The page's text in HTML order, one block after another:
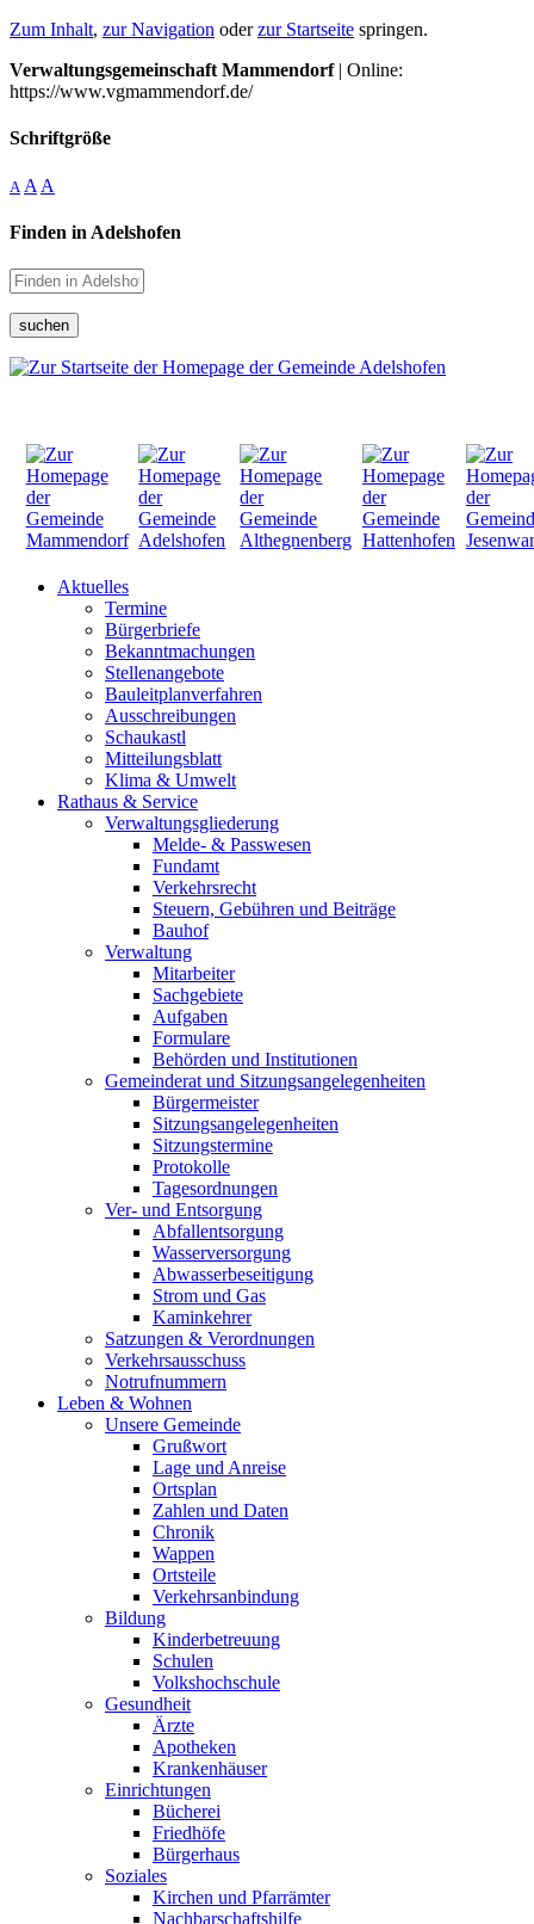
Zum Inhalt, zur Navigation oderzur Startseite springen.
Verwaltungsgemeinschaft Mammendorf| Online:
https://www.vgmammendorf.de/
Schriftgröße
A A A
Finden in Adelshofen
suchen
Aktuelles
Termine
Bürgerbriefe
Bekanntmachungen
Stellenangebote
Bauleitplanverfahren
Ausschreibungen
Schaukastl
Mitteilungsblatt
Klima & Umwelt
Rathaus & Service
Verwaltungsgliederung
Melde- & Passwesen
Fundamt
Verkehrsrecht
Steuern, Gebühren und Beiträge
Bauhof
Verwaltung
Mitarbeiter
Sachgebiete
Aufgaben
Formulare
Behörden und Institutionen
Gemeinderat und Sitzungsangelegenheiten
Bürgermeister
Sitzungsangelegenheiten
Sitzungstermine
Protokolle
Tagesordnungen
Ver- und Entsorgung
Abfallentsorgung
Wasserversorgung
Abwasserbeseitigung
Strom und Gas
Kaminkehrer
Satzungen & Verordnungen
Verkehrsausschuss
Notrufnummern
Leben & Wohnen
Unsere Gemeinde
Grußwort
Lage und Anreise
Ortsplan
Zahlen und Daten
Chronik
Wappen
Ortsteile
Verkehrsanbindung
Bildung
Kinderbetreuung
Schulen
Volkshochschule
Gesundheit
Ärzte
Apotheken
Krankenhäuser
Einrichtungen
Bücherei
Friedhöfe
Bürgerhaus
Soziales
Kirchen und Pfarrämter
Nachbarschaftshilfe